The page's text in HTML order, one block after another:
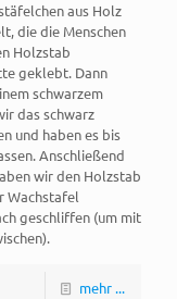
aus Holz
die die Menschen
Holzstab
geklebt. Dann
schwarzem
das schwarz
und haben es bis
Anschließend
wir den Holzstab
Wachstafel
geschliffen (um mit
mehr ...